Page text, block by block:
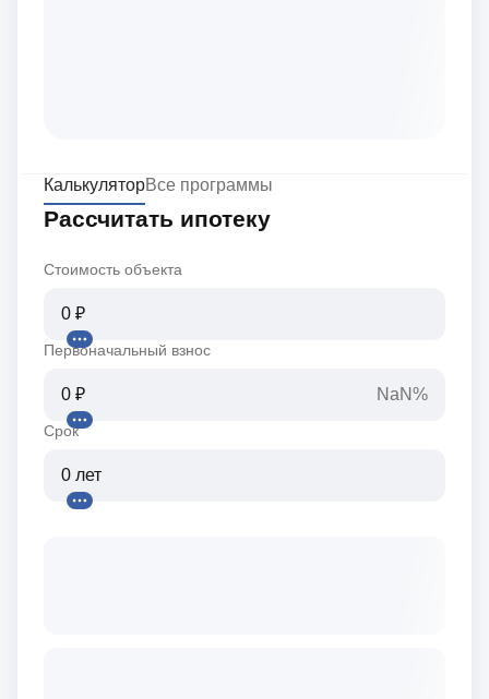
КалькуляторВсе программы
Рассчитать ипотеку
Стоимость объекта
Первоначальный взнос
NaN%
Срок